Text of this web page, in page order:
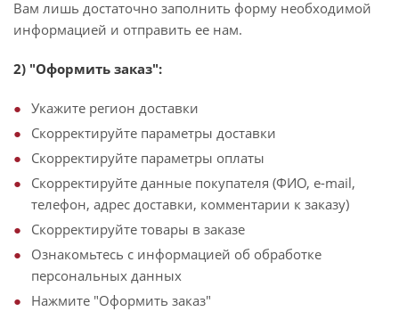
Вам лишь достаточно заполнить форму необходимой
информацией и отправить ее нам.
2) "Оформить заказ":
Укажите регион доставки
Скорректируйте параметры доставки
Скорректируйте параметры оплаты
Скорректируйте данные покупателя (ФИО, e-mail,
телефон, адрес доставки, комментарии к заказу)
Скорректируйте товары в заказе
Ознакомьтесь с информацией об обработке
персональных данных
Нажмите "Оформить заказ"